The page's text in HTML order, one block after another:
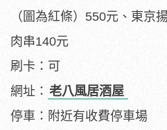
（圖為紅條）550元、東京
肉串140元
刷卡：可
網址： 老八風居酒屋
停車：附近有收費停車場